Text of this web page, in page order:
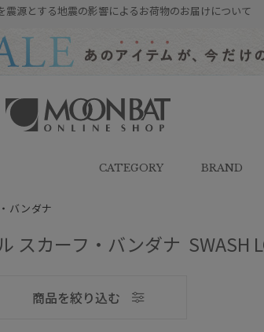
震源とする地震の影響によるお荷物のお届けについて
SHOP（ムーンバットオンラインシ
CATEGORY BRAND
バンダナ
スカーフ・バンダナ SWASH
商品を絞り込む